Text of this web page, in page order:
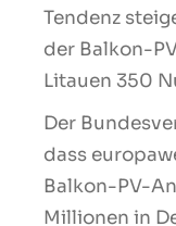
Tendenz
der Balkon-
Litauen 350
Der
dass
Balkon-PV-
Millionen in